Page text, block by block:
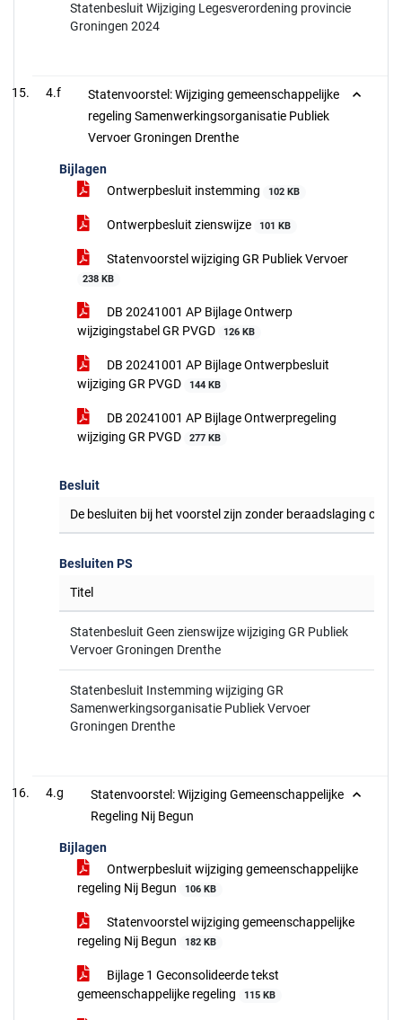
Statenbesluit Wijziging Legesverordening provincie
Groningen 2024
4.f
Statenvoorstel: Wijziging gemeenschappelijke
regeling Samenwerkingsorganisatie Publiek
Vervoer Groningen Drenthe
Bijlagen
Ontwerpbesluit instemming
102 KB
Ontwerpbesluit zienswijze 101 KB
Statenvoorstel wijziging GR Publiek Vervoer
238 KB
DB 20241001 AP Bijlage Ontwerp
wijzigingstabel GR PVGD
126 KB
DB 20241001 AP Bijlage Ontwerpbesluit
wijziging GR PVGD
144 KB
DB 20241001 AP Bijlage Ontwerpregeling
wijziging GR PVGD
277 KB
Besluit
De besluiten bij het voorstel zijn zonder beraadslaging of
Besluiten PS
Titel
Statenbesluit Geen zienswijze wijziging GR Publiek
Vervoer Groningen Drenthe
Statenbesluit Instemming wijziging GR
Samenwerkingsorganisatie Publiek Vervoer
Groningen Drenthe
4.g
Statenvoorstel: Wijziging Gemeenschappelijke
Regeling Nij Begun
Bijlagen
Ontwerpbesluit wijziging gemeenschappelijke
regeling Nij Begun
106 KB
Statenvoorstel wijziging gemeenschappelijke
regeling Nij Begun
182 KB
Bijlage 1 Geconsolideerde tekst
gemeenschappelijke regeling
115 KB